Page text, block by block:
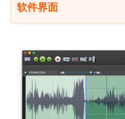
软件界面